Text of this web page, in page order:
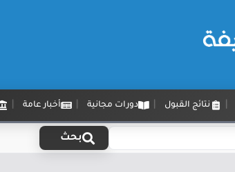
نتائج القبول دورات مجانية أخبار عامة
بحث